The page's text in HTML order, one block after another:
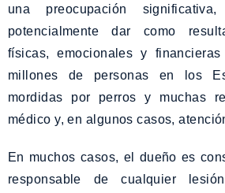
una preocupación
potencialmente dar como
físicas, emocionales y
millones de personas en los
mordidas por perros y muchas
médico y, en algunos casos,
En muchos casos, el dueño es
responsable de cualquier